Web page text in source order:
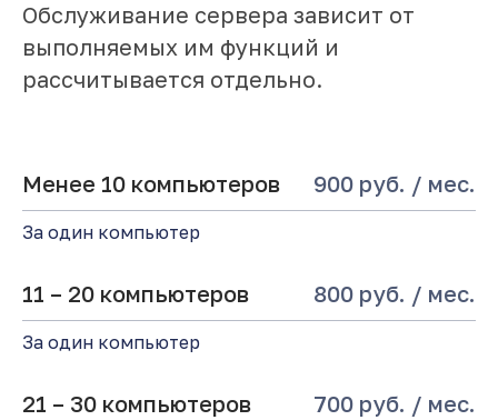
Обслуживание сервера зависит от
выполняемых им функций и
рассчитывается отдельно.
Менее 10 компьютеров 900 руб. / мес.
За один компьютер
11 – 20 компьютеров 800 руб. / мес.
За один компьютер
21 – 30 компьютеров 700 руб. / мес.